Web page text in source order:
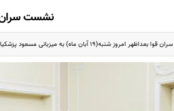
نشست سران
امروز شنبه(۱۹ آبان ماه) به میزبانی مسعود پزشکیان رئیس جمهور برگزار شد.